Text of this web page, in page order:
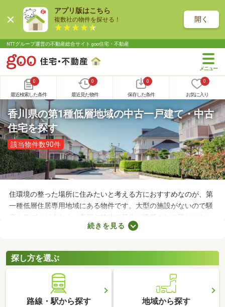
アプリ版はこちら
複数社の物件を探せる！ 開く
NTTグループ運営の不動産総合サイト goo住宅・不動産
0
最近検索した条件
0
最近見た物件
0
保存した条件
0
お気に入り
香川県の第1種低層地域の中古一戸建て・中古
住宅を探す
該当物件数90件
住環境の整った場所に住みたいと考える方におすすめなのが、第
一種低層住居専用地域にある物件です。大型の施設がないので騒
音トラブルが少なく、高層の建物で日光が遮断される恐れがない
ことから、住環境に優れたエリアです。住みやすい土地ではある
も購入費用を抑えられる中古の一戸建てを紹介します。
続きを見る
探し方を選ぶ
路線・駅から探す 地域から探す